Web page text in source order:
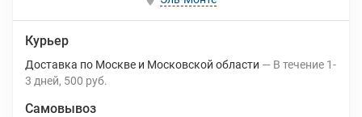
Курьер
Доставка по Москве и Московской области В течение 1-
3 дней 500 руб.
Самовывоз